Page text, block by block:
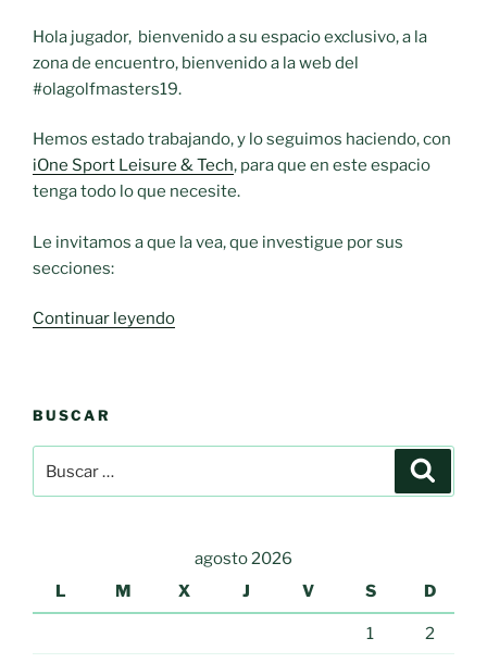
Hola jugador, bienvenido a su espacio exclusivo, a la
zona de encuentro, bienvenido a la web del
#olagolfmasters19.
Hemos estado trabajando, y lo seguimos haciendo, con
iOne Sport Leisure & Tech, para que en este espacio
tenga todo lo que necesite.
Le invitamos a que la vea, que investigue por sus
secciones:
Continuar leyendo«Bienvenido
BUSCAR
por:
agosto 2026
L
M X J V S D
1 2